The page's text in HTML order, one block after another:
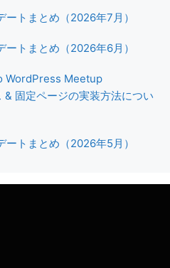
ートまとめ（2026年7月）
ートまとめ（2026年6月）
WordPress Meetup
& 固定ページの実装方法につい
ートまとめ（2026年5月）